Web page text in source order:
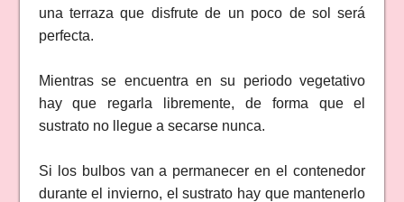
una terraza que disfrute de un poco de sol será
perfecta.
Mientras se encuentra en su periodo vegetativo
hay que regarla libremente, de forma que el
sustrato no llegue a secarse nunca.
Si los bulbos van a permanecer en el contenedor
durante el invierno, el sustrato hay que mantenerlo